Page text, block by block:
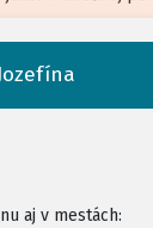
aj v mestách: